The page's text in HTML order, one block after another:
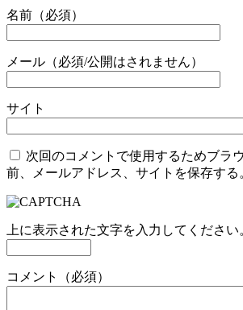
名前（必須）
メール（必須/公開はされません）
サイト
次回のコメントで使用するためブラ
前、メールアドレス、サイトを保存する
上に表示された文字を入力してください
コメント（必須）